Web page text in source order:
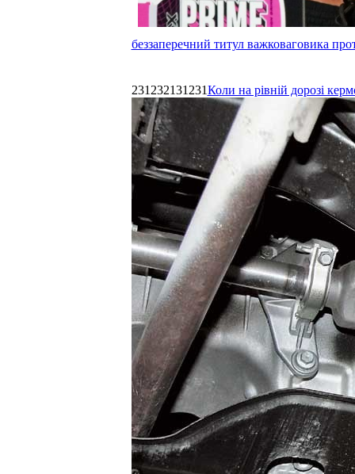
беззаперечний титул важковаговика
231232131231Коли на рівній дорозі